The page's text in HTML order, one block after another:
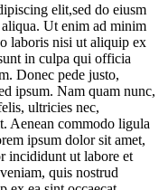
elit,sed do eiusm
Ut enim ad minim
laboris nisi ut aliquip ex
in culpa qui officia
Donec pede justo,
ipsum. Nam quam nunc,
ultricies nec,
Aenean commodo ligula
ipsum dolor sit amet,
incididunt ut labore et
quis nostrud